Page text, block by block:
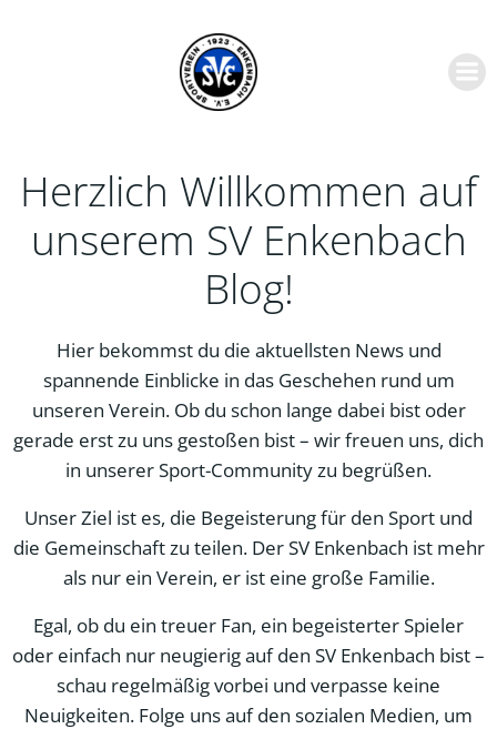
springen
Herzlich Willkommen auf
unserem SV Enkenbach
Blog!
Hier bekommst du die aktuellsten News und
spannende Einblicke in das Geschehen rund um
unseren Verein. Ob du schon lange dabei bist oder
gerade erst zu uns gestoßen bist – wir freuen uns, dich
in unserer Sport-Community zu begrüßen.
Unser Ziel ist es, die Begeisterung für den Sport und
die Gemeinschaft zu teilen. Der SV Enkenbach ist mehr
als nur ein Verein, er ist eine große Familie.
Egal, ob du ein treuer Fan, ein begeisterter Spieler
oder einfach nur neugierig auf den SV Enkenbach bist –
schau regelmäßig vorbei und verpasse keine
Neuigkeiten. Folge uns auf den sozialen Medien, um